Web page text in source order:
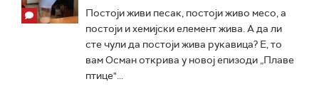
Постоји живи песак, постоји живо месо, а
постоји и хемијски елемент жива. А да ли
сте чули да постоји жива рукавица? Е, то
вам Осман открива у новој епизоди „Плаве
птице"...